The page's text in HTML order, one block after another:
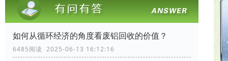
如何从循环经济的角度看废铝回收的价值？
6485阅读 2025-06-13 16:12:16